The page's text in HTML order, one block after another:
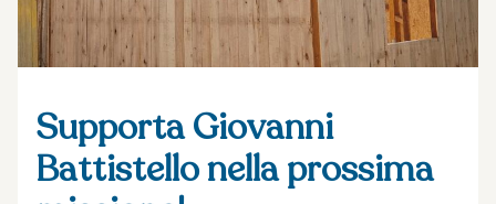
Supporta Giovanni
Battistello nella prossima